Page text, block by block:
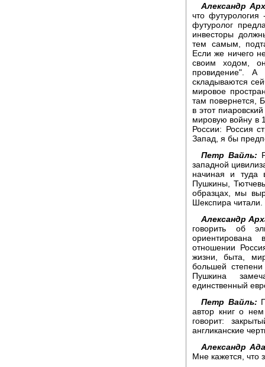
Александр
что
футуролог
инвесторы
тем самым,
Если же ничего
своим ходом,
провидение". А
складываются
мировое
там повернется,
в этот
мировую войну в
России: Россия
Запад, я бы
Петр Вайль:
западной
начиная и туда
Пушкины,
образцах, мы
Шекспира читали.
Александр
говорить об
ориентирована
отношении
жизни, быта,
большей
Пушкина
единственный
Петр Вайль:
автор книг о
говорит:
англиканские
Александр
Мне кажется, что